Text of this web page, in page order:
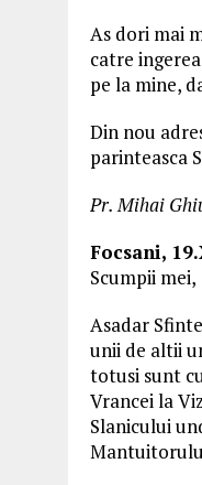
As dori mai
catre
pe la mine,
Din nou
parinteasca
Pr. Mihai
Focsani,
Scumpii mei,
Asadar
unii de altii
totusi sunt
Vrancei la
Slanicului